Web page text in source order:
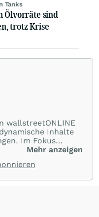
Tanks
Ölvorräte sind
trotz Krise
wallstreetONLINE
Inhalte
Im Fokus
und
Beiträge sind kurz,
Mehr anzeigen